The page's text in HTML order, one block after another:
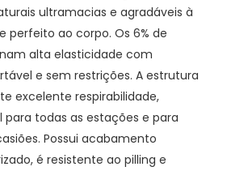
ultramacias e agradáveis ​​à
perfeito ao corpo. Os 6% de
alta elasticidade com
e sem restrições. A estrutura
excelente respirabilidade,
todas as estações e para
Possui acabamento
é resistente ao pilling e